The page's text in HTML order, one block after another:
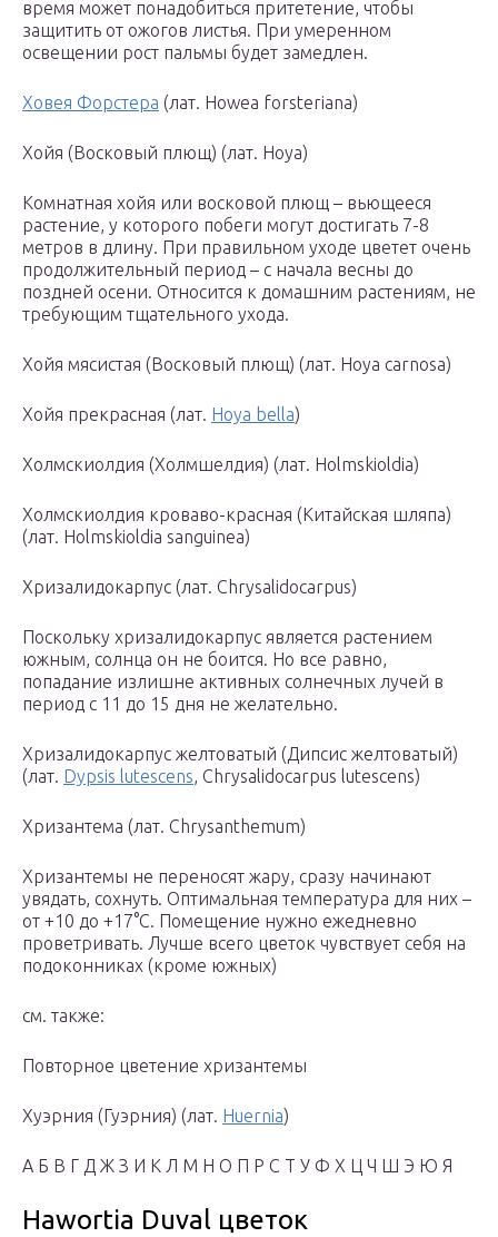
время может понадобиться притетение, чтобы
защитить от ожогов листья. При умеренном
освещении рост пальмы будет замедлен.
Ховея Форстера (лат. Howea forsteriana)
Хойя (Восковый плющ) (лат. Ноуа)
Комнатная хойя или восковой плющ – вьющееся
растение, у которого побеги могут достигать 7-8
метров в длину. При правильном уходе цветет очень
продолжительный период – с начала весны до
поздней осени. Относится к домашним растениям, не
требующим тщательного ухода.
Хойя мясистая (Восковый плющ) (лат. Hoya carnosa)
Хойя прекрасная (лат. Hoya bella)
Холмскиолдия (Холмшелдия) (лат. Holmskioldia)
Холмскиолдия кроваво-красная (Китайская шляпа)
(лат. Holmskioldia sanguinea)
Хризалидокарпус (лат. Chrysalidocarpus)
Поскольку хризалидокарпус является растением
южным, солнца он не боится. Но все равно,
попадание излишне активных солнечных лучей в
период с 11 до 15 дня не желательно.
Хризалидокарпус желтоватый (Дипсис желтоватый)
(лат. Dypsis lutescens, Chrysalidocarpus lutescens)
Хризантема (лат. Chrysanthemum)
Хризантемы не переносят жару, сразу начинают
увядать, сохнуть. Оптимальная температура для них –
от +10 до +17°С. Помещение нужно ежедневно
проветривать. Лучше всего цветок чувствует себя на
подоконниках (кроме южных)
см. также:
Повторное цветение хризантемы
Хуэрния (Гуэрния) (лат. Huernia)
А Б В Г Д Ж З И К Л М Н О П Р С Т У Ф Х Ц Ч Ш Э Ю Я
Hawortia Duval цветок